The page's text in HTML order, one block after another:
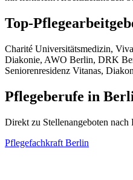
Top-
Charité Universitätsmedizin,
Diakonie, AWO Berlin, DRK
Seniorenresidenz Vitanas,
Pflegeberufe in
Direkt zu Stellenangeboten nach
Pflegefachkraft Berlin